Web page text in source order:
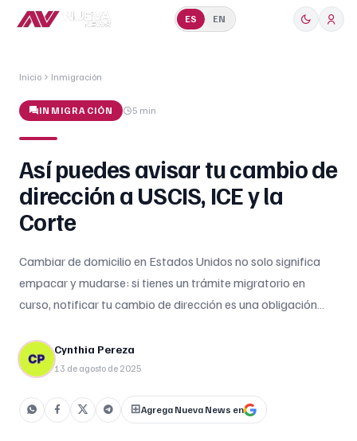
ES EN
Inicio Inmigración
INMIGRACIÓN 5 min
Así puedes avisar tu cambio de
dirección a USCIS, ICE y la
Corte
Cambiar de domicilio en Estados Unidos no solo significa
empacar y mudarse: si tienes un trámite migratorio en
curso, notificar tu cambio de dirección es una obligación
incluso beneficios migratorios. El Servicio de Ciudadanía e
Inmigración (USCIS) recordó recientemente que este paso
Cynthia Pereza
13 de agosto de 2025
Agrega Nueva News en